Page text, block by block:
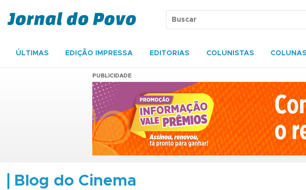
ÚLTIMAS EDIÇÃO IMPRESSA EDITORIAS COLUNISTAS COLUNAS
PUBLICIDADE
Blog do Cinema